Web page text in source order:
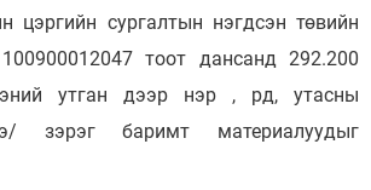
цэргийн сургалтын нэгдсэн төвийн
тоот дансанд 292.200
утган дээр нэр , рд, утасны
зэрэг баримт материалуудыг